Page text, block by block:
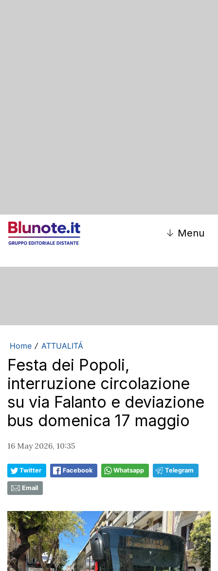
↓ Menu
Home / ATTUALITÁ
Festa dei Popoli,
interruzione circolazione
su via Falanto e deviazione
bus domenica 17 maggio
16 May 2026, 10:35
Twitter Facebook Whatsapp Telegram
Email